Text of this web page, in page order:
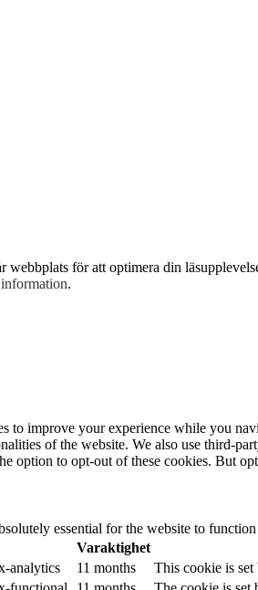
webbplats för att optimera din
.
to improve your experience while you
of the website. We also use third-
option to opt-out of these cookies. But
essential for the website to
Varaktighet
analytics
11 months
This cookie is